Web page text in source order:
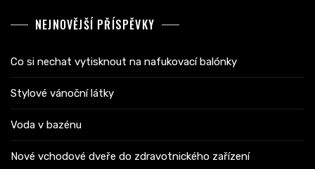
NEJNOVĚJŠÍ PŘÍSPĚVKY
Co si nechat vytisknout na nafukovací balónky
Stylové vánoční látky
Voda v bazénu
Nové vchodové dveře do zdravotnického zařízení